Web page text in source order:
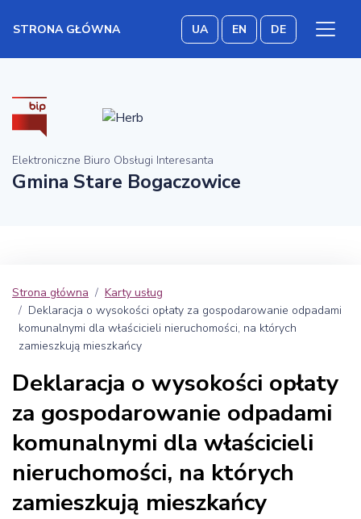
STRONA GŁÓWNA UA EN DE
Elektroniczne Biuro Obsługi Interesanta
Gmina Stare Bogaczowice
Strona główna
Karty usług
Deklaracja o wysokości opłaty za gospodarowanie odpadami
komunalnymi dla właścicieli nieruchomości, na których
zamieszkują mieszkańcy
Deklaracja o wysokości opłaty
za gospodarowanie odpadami
komunalnymi dla właścicieli
nieruchomości, na których
zamieszkują mieszkańcy